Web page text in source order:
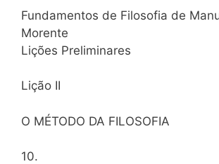
Fundamentos de Filosofia de
Morente
Lições Preliminares
Lição II
O MÉTODO DA FILOSOFIA
10.